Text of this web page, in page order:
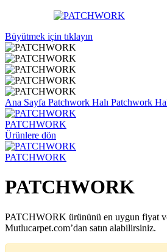
Büyütmek için tıklayın
Ana Sayfa Patchwork Halı Patchwork
PATCHWORK
Ürünlere dön
PATCHWORK
PATCHWORK
PATCHWORK ürününü en uygun fiyat
Mutlucarpet.com’dan satın alabilirsiniz.